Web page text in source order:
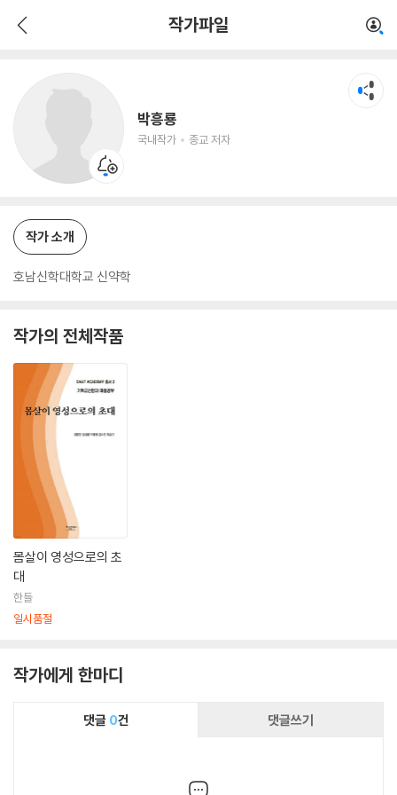
작가파일
박흥룡
국내작가 종교 저자
작가 소개
호남신학대학교 신약학
작가의 전체작품
몸살이 영성으로의 초
대
한들
일시품절
작가에게 한마디
댓글 0건 댓글쓰기